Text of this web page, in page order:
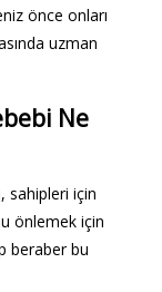
önce onları
uzman
Ne
sahipleri için
önlemek için
beraber bu